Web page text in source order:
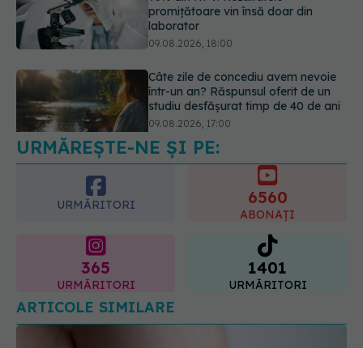
studiu desfășurat timp de 40 de ani
Reclamele din platformele medicale
AI pot influența prescrierea
medicamentelor
09.08.2026, 21:00
URMĂREȘTE-NE ȘI PE:
URMĂRITORI 6560
ABONAȚI
365
URMĂRITORI
1401
URMĂRITORI
ARTICOLE SIMILARE